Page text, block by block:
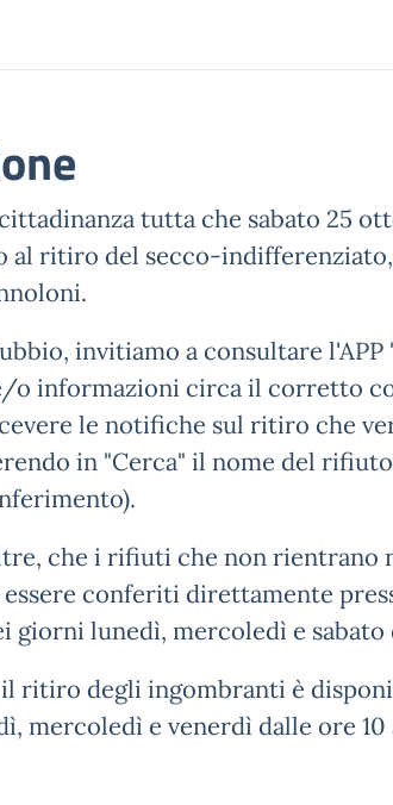
tutta che sabato 25
al ritiro del secco-
invitiamo a consultare
o informazioni circa il corretto
le notifiche sul ritiro che
in "Cerca" il nome del
che i rifiuti che non rientrano
conferiti direttamente
giorni lunedì, mercoledì e sabato
ritiro degli ingombranti è
mercoledì e venerdì dalle ore 10